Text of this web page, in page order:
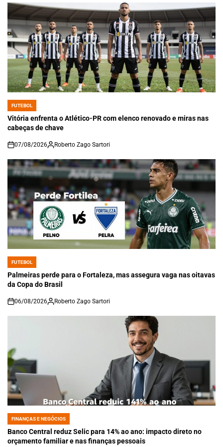
POSTED
IN
FUTEBOL
Vitória enfrenta o Atlético-PR com elenco renovado e miras nas
cabeças de chave
on
07/08/2026 Roberto Zago Sartori
POSTED
IN
FUTEBOL
Palmeiras perde para o Fortaleza, mas assegura vaga nas oitavas
da Copa do Brasil
on
06/08/2026 Roberto Zago Sartori
POSTED
IN
FINANÇAS E NEGÓCIOS
Banco Central reduz Selic para 14% ao ano: impacto direto no
orçamento familiar e nas finanças pessoais